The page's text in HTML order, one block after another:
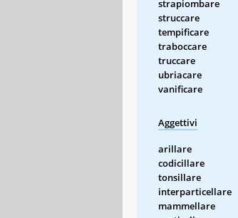
strapiombare
struccare
tempificare
traboccare
truccare
ubriacare
vanificare
Aggettivi
arillare
codicillare
tonsillare
interparticellare
mammellare